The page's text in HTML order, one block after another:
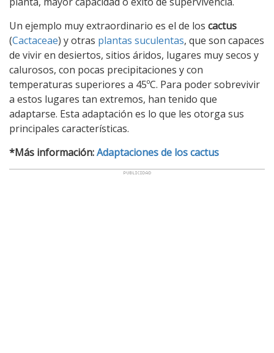
Un ejemplo muy extraordinario es el de los cactus
(Cactaceae) y otras plantas suculentas, que son capaces
de vivir en desiertos, sitios áridos, lugares muy secos y
calurosos, con pocas precipitaciones y con
temperaturas superiores a 45ºC. Para poder sobrevivir
a estos lugares tan extremos, han tenido que
adaptarse. Esta adaptación es lo que les otorga sus
principales características.
*Más información:Adaptaciones de los cactus